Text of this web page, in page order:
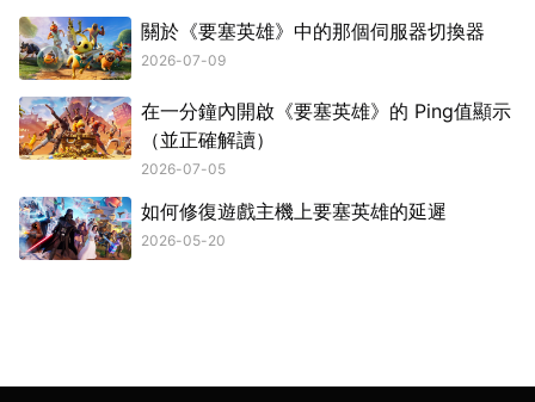
關於《要塞英雄》中的那個伺服器切換器
2026-07-09
在一分鐘內開啟《要塞英雄》的 Ping值顯示
（並正確解讀）
2026-07-05
如何修復遊戲主機上要塞英雄的延遲
2026-05-20